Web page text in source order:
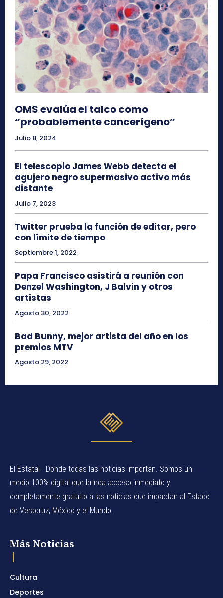
OMS evalúa el talco como
“probablemente cancerígeno”
Julio 8, 2024
El telescopio James Webb detecta el
agujero negro supermasivo activo más
distante
Julio 7, 2023
Twitter prueba la función de editar, pero
con límite de tiempo
Septiembre 1, 2022
Papa Francisco asistirá a reunión con
Denzel Washington, J Balvin y otros
artistas
Agosto 30, 2022
Bad Bunny, mejor artista del año en los
premios MTV
Agosto 29, 2022
El Estatal - Donde todas las noticias importan. Somos un
medio 100% digital que brinda acceso inmediato y
completamente gratuito a las noticias que impactan al Estado
de Veracruz, México y el Mundo.
Más Noticias
Cultura
Deportes